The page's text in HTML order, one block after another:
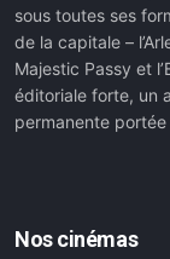
sous toutes ses
de la capitale –
Majestic Passy et
éditoriale forte, un
permanente
Nos cinémas